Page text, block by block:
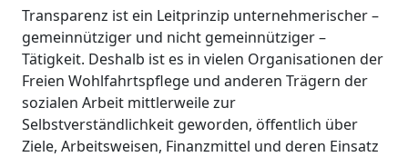
Transparenz ist ein Leitprinzip unternehmerischer –
gemeinnütziger und nicht gemeinnütziger –
Tätigkeit. Deshalb ist es in vielen Organisationen der
Freien Wohlfahrtspflege und anderen Trägern der
sozialen Arbeit mittlerweile zur
Selbstverständlichkeit geworden, öffentlich über
Ziele, Arbeitsweisen, Finanzmittel und deren Einsatz